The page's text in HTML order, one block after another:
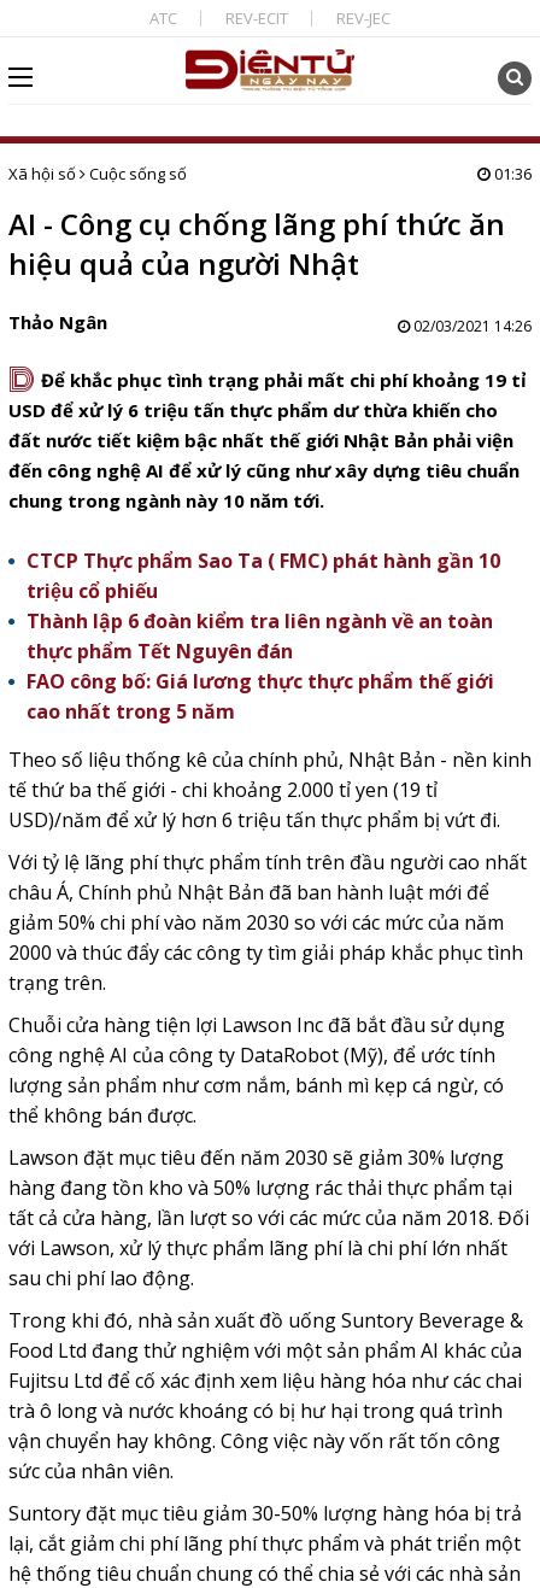
ATC REV-ECIT REV-JEC
Xã hội số Cuộc sống số 01:36
AI - Công cụ chống lãng phí thức ăn
hiệu quả của người Nhật
Thảo Ngân 02/03/2021 14:26
D Để khắc phục tình trạng phải mất chi phí khoảng 19 tỉ
USD để xử lý 6 triệu tấn thực phẩm dư thừa khiến cho
đất nước tiết kiệm bậc nhất thế giới Nhật Bản phải viện
đến công nghệ AI để xử lý cũng như xây dựng tiêu chuẩn
chung trong ngành này 10 năm tới.
CTCP Thực phẩm Sao Ta ( FMC) phát hành gần 10
triệu cổ phiếu
Thành lập 6 đoàn kiểm tra liên ngành về an toàn
thực phẩm Tết Nguyên đán
FAO công bố: Giá lương thực thực phẩm thế giới
cao nhất trong 5 năm
Theo số liệu thống kê của chính phủ, Nhật Bản - nền kinh
tế thứ ba thế giới - chi khoảng 2.000 tỉ yen (19 tỉ
USD)/năm để xử lý hơn 6 triệu tấn thực phẩm bị vứt đi.
Với tỷ lệ lãng phí thực phẩm tính trên đầu người cao nhất
châu Á, Chính phủ Nhật Bản đã ban hành luật mới để
giảm 50% chi phí vào năm 2030 so với các mức của năm
2000 và thúc đẩy các công ty tìm giải pháp khắc phục tình
trạng trên.
Chuỗi cửa hàng tiện lợi Lawson Inc đã bắt đầu sử dụng
công nghệ AI của công ty DataRobot (Mỹ), để ước tính
lượng sản phẩm như cơm nắm, bánh mì kẹp cá ngừ, có
thể không bán được.
Lawson đặt mục tiêu đến năm 2030 sẽ giảm 30% lượng
hàng đang tồn kho và 50% lượng rác thải thực phẩm tại
tất cả cửa hàng, lần lượt so với các mức của năm 2018. Đối
với Lawson, xử lý thực phẩm lãng phí là chi phí lớn nhất
sau chi phí lao động.
Trong khi đó, nhà sản xuất đồ uống Suntory Beverage &
Food Ltd đang thử nghiệm với một sản phẩm AI khác của
Fujitsu Ltd để cố xác định xem liệu hàng hóa như các chai
trà ô long và nước khoáng có bị hư hại trong quá trình
vận chuyển hay không. Công việc này vốn rất tốn công
sức của nhân viên.
Suntory đặt mục tiêu giảm 30-50% lượng hàng hóa bị trả
lại, cắt giảm chi phí lãng phí thực phẩm và phát triển một
hệ thống tiêu chuẩn chung có thể chia sẻ với các nhà sản